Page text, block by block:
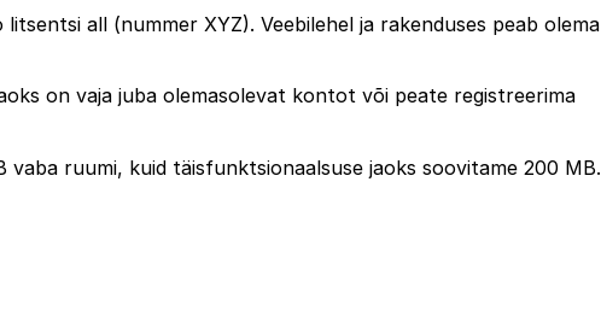
all (nummer XYZ). Veebilehel ja rakenduses peab olema
on vaja juba olemasolevat kontot või peate registreerima
vaba ruumi, kuid täisfunktsionaalsuse jaoks soovitame 200 MB.